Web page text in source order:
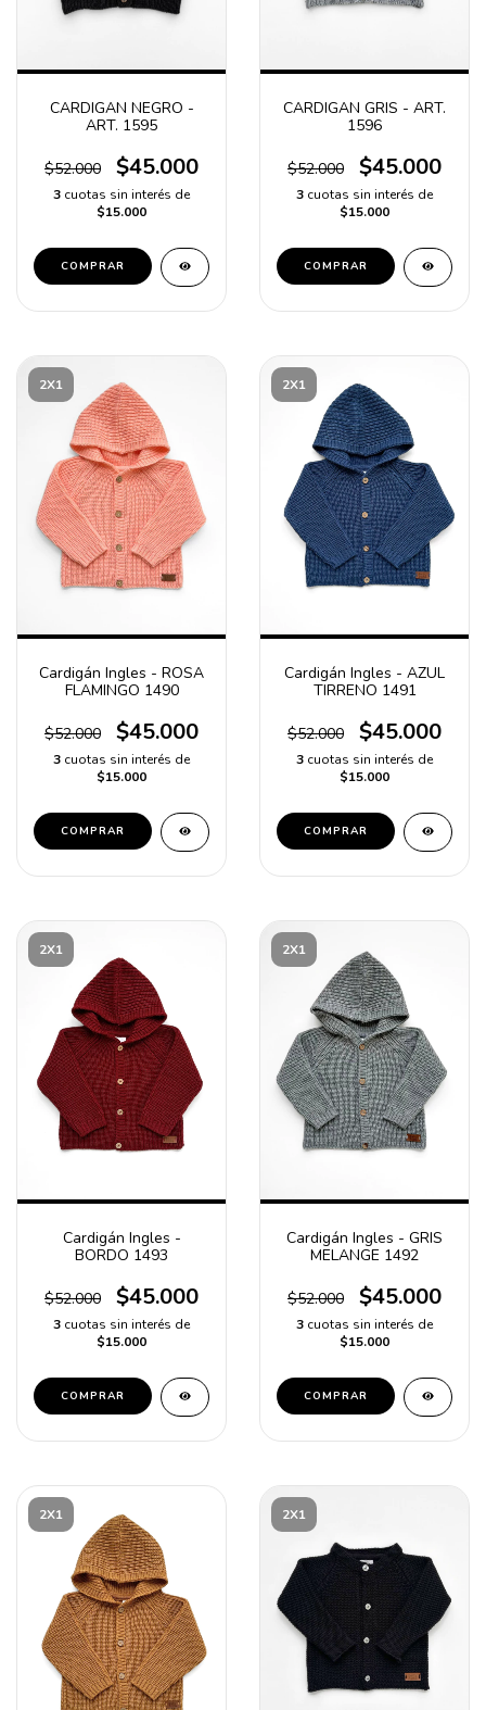
CARDIGAN NEGRO -
ART. 1595
$52.000 $45.000
3 cuotas sin interés de
$15.000
COMPRAR
CARDIGAN GRIS - ART.
1596
$52.000 $45.000
3 cuotas sin interés de
$15.000
COMPRAR
2X1
Cardigán Ingles - ROSA
FLAMINGO 1490
$52.000 $45.000
3 cuotas sin interés de
$15.000
COMPRAR
2X1
Cardigán Ingles - AZUL
TIRRENO 1491
$52.000 $45.000
3 cuotas sin interés de
$15.000
COMPRAR
2X1
Cardigán Ingles -
BORDO 1493
$52.000 $45.000
3 cuotas sin interés de
$15.000
COMPRAR
2X1
Cardigán Ingles - GRIS
MELANGE 1492
$52.000 $45.000
3 cuotas sin interés de
$15.000
COMPRAR
2X1 2X1